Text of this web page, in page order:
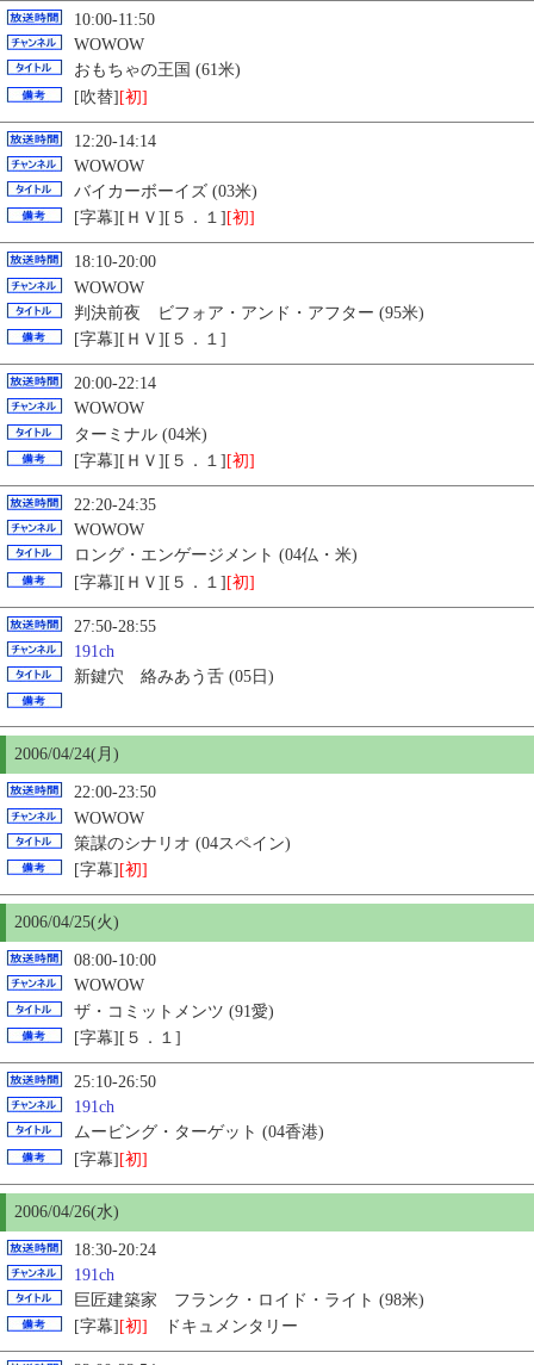
10:00-11:50
WOWOW
おもちゃの王国 (61米)
[吹替][初]
12:20-14:14
WOWOW
バイカーボーイズ (03米)
[字幕][ＨＶ][５．１] [初]
18:10-20:00
WOWOW
判決前夜 ビフォア・アンド・アフター (95米)
[字幕][ＨＶ][５．１]
20:00-22:14
WOWOW
ターミナル (04米)
[字幕][ＨＶ][５．１] [初]
22:20-24:35
WOWOW
ロング・エンゲージメント (04仏・米)
[字幕][ＨＶ][５．１][初]
27:50-28:55
191ch
新鍵穴 絡みあう舌 (05日)
2006/04/24(月)
22:00-23:50
WOWOW
策謀のシナリオ (04スペイン)
[字幕] [初]
2006/04/25(火)
08:00-10:00
WOWOW
ザ・コミットメンツ (91愛)
[字幕] [５．１]
25:10-26:50
191ch
ムービング・ターゲット (04香港)
[字幕][初]
2006/04/26(水)
18:30-20:24
191ch
巨匠建築家 フランク・ロイド・ライト (98米)
[字幕] [初] ドキュメンタリー